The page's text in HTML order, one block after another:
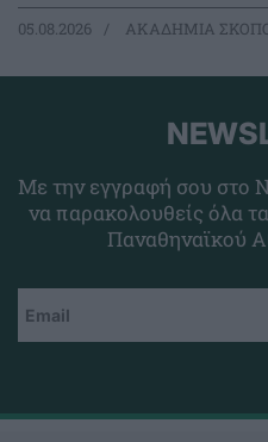
05.08.2026 ΑΚΑΔΗΜΙΑ
Με την εγγραφή σου στο
να παρακολουθείς όλα τα
Παναθηναϊκού